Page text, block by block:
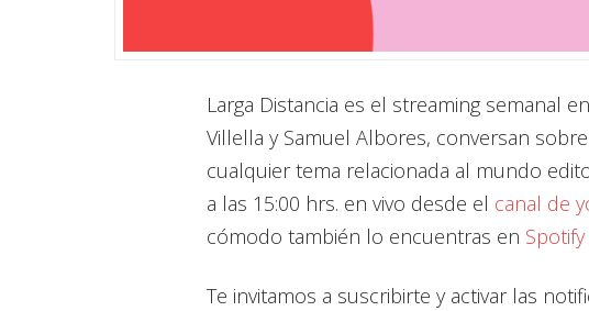
Larga Distancia es el streaming semanal
Villella y Samuel Albores, conversan
cualquier tema relacionada al mundo
a las 15:00 hrs. en vivo desde el canal de
cómodo también lo encuentras en
Te invitamos a suscribirte y activar las